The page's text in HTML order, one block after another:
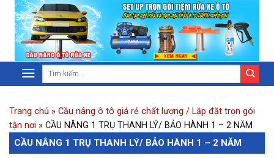
Trang chủ » Cầu nâng ô tô giá rẻ chất lượng / Lắp đặt trọn gói
tận nơi » CẦU NÂNG 1 TRỤ THANH LÝ/ BẢO HÀNH 1 – 2 NĂM
CẦU NÂNG 1 TRỤ THANH LÝ/ BẢO HÀNH 1 – 2 NĂM